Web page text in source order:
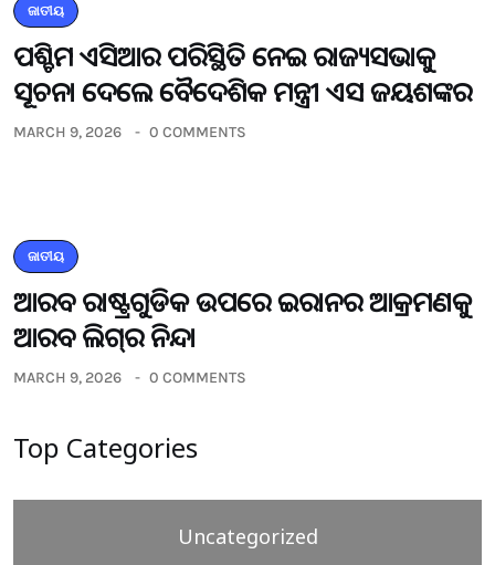
ଜାତୀୟ
ପଶ୍ଚିମ ଏସିଆର ପରିସ୍ଥିତି ନେଇ ରାଜ୍ୟସଭାକୁ
ସୂଚନା ଦେଲେ ବୈଦେଶିକ ମନ୍ତ୍ରୀ ଏସ ଜୟଶଙ୍କର
MARCH 9, 2026 0 COMMENTS
ଜାତୀୟ
ଆରବ ରାଷ୍ଟ୍ରଗୁଡିକ ଉପରେ ଇରାନର ଆକ୍ରମଣକୁ
ଆରବ ଲିଗ୍‌ର ନିନ୍ଦା
MARCH 9, 2026 0 COMMENTS
Top Categories
Uncategorized